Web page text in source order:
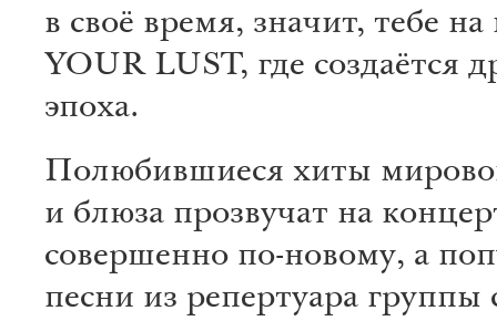
в своё время, значит, тебе
YOUR LUST, где создаётся
эпоха.
Полюбившиеся хиты
и блюза прозвучат на
совершенно по-новому, а
песни из репертуара группы